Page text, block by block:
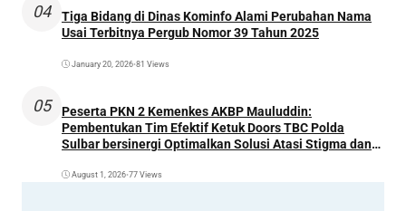
04
Tiga Bidang di Dinas Kominfo Alami Perubahan Nama
Usai Terbitnya Pergub Nomor 39 Tahun 2025
January 20, 2026•81 Views
05
Peserta PKN 2 Kemenkes AKBP Mauluddin:
Pembentukan Tim Efektif Ketuk Doors TBC Polda
Sulbar bersinergi Optimalkan Solusi Atasi Stigma dan
August 1, 2026•77 Views